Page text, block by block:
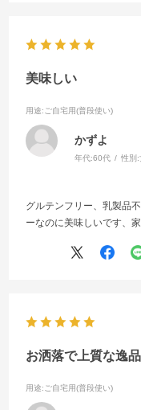
美味しい
用途:ご自宅用(普段使い)
かずよ
年代:60代 性別:
グルテンフリー、乳製品
ーなのに美味しいです、
お洒落で上質な逸品
用途:ご自宅用(普段使い)